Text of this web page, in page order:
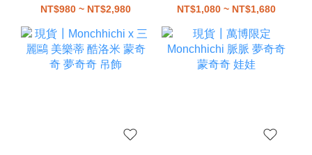
夢奇奇 蒙奇奇 北鼻奇奇
NT$980 ~ NT$2,980
奇 蒙奇奇 娃娃 吊飾
NT$1,080 ~ NT$1,680